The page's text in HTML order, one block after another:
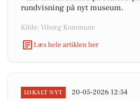
rundvisning på nyt museum.
Kilde: Viborg Kommune
Læs hele artiklen her
LOKALT NYT 20-05-2026 12:54